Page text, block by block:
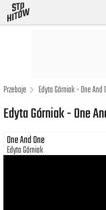
Przeboje Edyta Górniak - One And
Edyta Górniak - One
One And One
Edyta Górniak